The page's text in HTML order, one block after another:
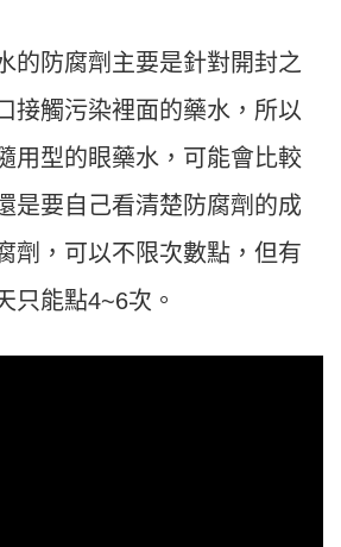
的防腐劑主要是針對開封之
接觸污染裡面的藥水，所以
用型的眼藥水，可能會比較
是要自己看清楚防腐劑的成
劑，可以不限次數點，但有
只能點4~6次。